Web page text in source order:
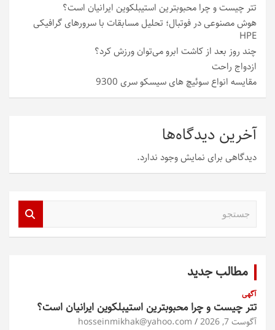
تتر چیست و چرا محبوبترین استیبلکوین ایرانیان است؟
هوش مصنوعی در فوتبال؛ تحلیل مسابقات با سرورهای گرافیکی
HPE
چند روز بعد از کاشت ابرو می‌توان ورزش کرد؟
ازدواج راحت
مقایسه انواع سوئیچ های سیسکو سری 9300
آخرین دیدگاه‌ها
دیدگاهی برای نمایش وجود ندارد.
مطالب جدید
آگهی
تتر چیست و چرا محبوبترین استیبلکوین ایرانیان است؟
آگوست 7, 2026 hosseinmikhak@yahoo.com